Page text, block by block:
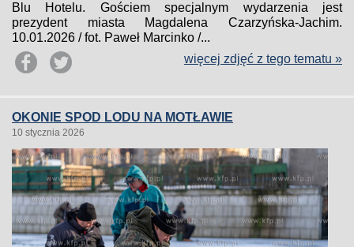
Blu Hotelu. Gościem specjalnym wydarzenia jest
prezydent miasta Magdalena Czarzyńska-Jachim.
10.01.2026 / fot. Paweł Marcinko /...
więcej zdjęć z tego tematu »
OKONIE SPOD LODU NA MOTŁAWIE
10 stycznia 2026